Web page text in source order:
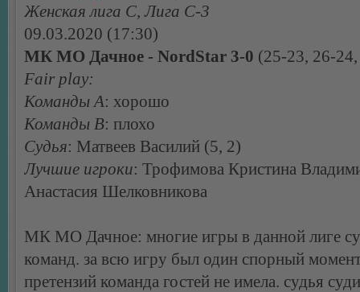
Женская лига С, Лига С-3
09.03.2020 (17:30)
МК МО Дачное - NordStar 3-0 (25-23, 26-
Fair play:
Команды А: хорошо
Команды В: плохо
Судья: Матвеев Василий (5, 2)
Лучшие игроки: Трофимова Кристина
Анастасия Шелковникова
МК МО Дачное: многие игры в данной лиге
команд. за всю игру был один спорный
претензий команда гостей не имела. судья